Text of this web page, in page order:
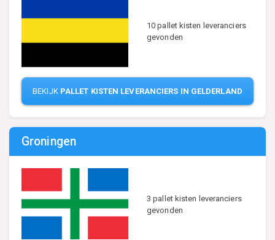
10 pallet kisten leveranciers
gevonden
BEKIJK PALLET KISTEN LEVERANCIERS IN GELDERLAND
Groningen
3 pallet kisten leveranciers
gevonden